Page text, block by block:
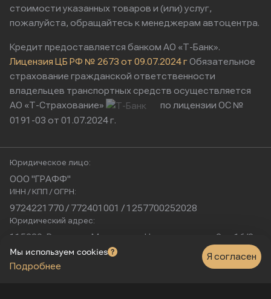
стоимости указанных товаров и (или) услуг,
пожалуйста, обращайтесь к менеджерам автоцентра.
Кредит предоставляется банком АО «Т-Банк».
Лицензия ЦБ РФ № 2673 от 09.07.2024 гОбязательное
страхование гражданской ответственности
владельцев транспортных средств осуществляется
АО «Т-Страхование»
по лицензии ОС №
0191-03 от 01.07.2024 г.
Юридическое лицо:
ООО "ГРАФФ"
ИНН / КПП / ОГРН:
9724221770 / 772401001 / 1257700252028
Юридический адрес:
115230, Россия, г. Москва, ул. Нагатинская, д. 2, п. 16/2
Физический адрес:
г. Москва, Нагатинская улица, 16к1с5
Мы используем cookies
Подробнее
Я согласен